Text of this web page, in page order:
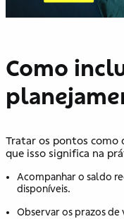
Como
Tratar os pontos como
que isso significa na
Acompanhar o saldo
disponíveis.
Observar os prazos de